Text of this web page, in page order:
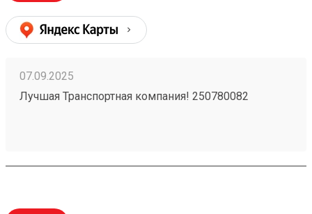
07.09.2025
Лучшая Транспортная компания! 250780082